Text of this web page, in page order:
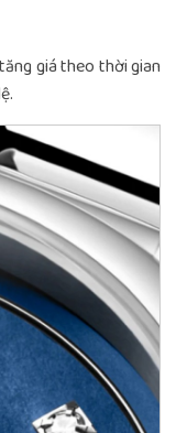
giá theo thời gian